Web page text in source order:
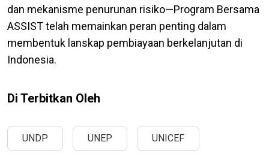
dan mekanisme penurunan risiko—Program Bersama
ASSIST telah memainkan peran penting dalam
membentuk lanskap pembiayaan berkelanjutan di
Indonesia.
Di Terbitkan Oleh
UNDP UNEP UNICEF